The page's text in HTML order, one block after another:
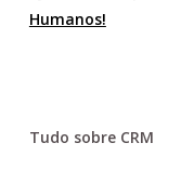
Humanos!
Tudo sobre CRM